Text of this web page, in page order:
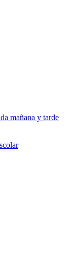
mañana y tarde